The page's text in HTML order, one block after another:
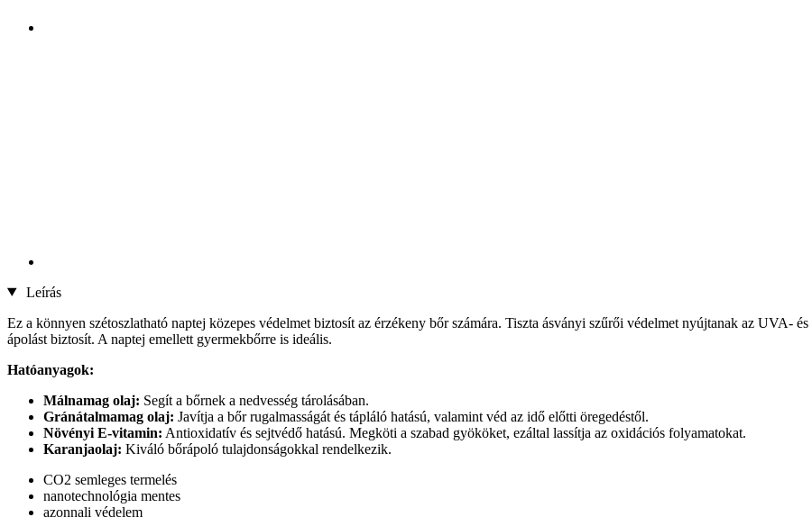
Leírás
Ez a könnyen szétoszlatható naptej közepes védelmet biztosít az érzékeny bőr számára. Tiszta ásványi szűrői védelmet nyújtanak az UVA-
ápolást biztosít. A naptej emellett gyermekbőrre is ideális.
Hatóanyagok:
Málnamag olaj: Segít a bőrnek a nedvesség tárolásában.
Gránátalmamag olaj: Javítja a bőr rugalmasságát és tápláló hatású, valamint véd az idő előtti öregedéstől.
Növényi E-vitamin: Antioxidatív és sejtvédő hatású. Megköti a szabad gyököket, ezáltal lassítja az oxidációs folyamatokat.
Karanjaolaj: Kiváló bőrápoló tulajdonságokkal rendelkezik.
CO2 semleges termelés
nanotechnológia mentes
azonnali védelem